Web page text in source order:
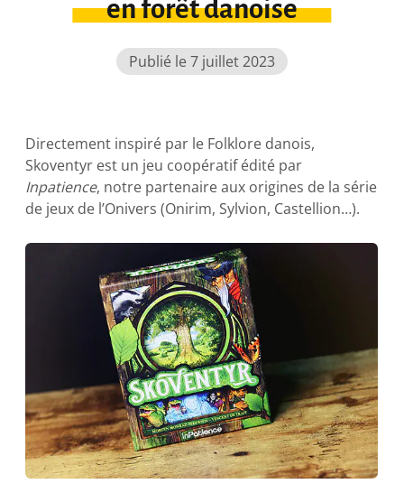
en forêt danoise
Publié le 7 juillet 2023
Directement inspiré par le Folklore danois,
Skoventyr est un jeu coopératif édité par
Inpatience, notre partenaire aux origines de la série
de jeux de l’Onivers (Onirim, Sylvion, Castellion…).